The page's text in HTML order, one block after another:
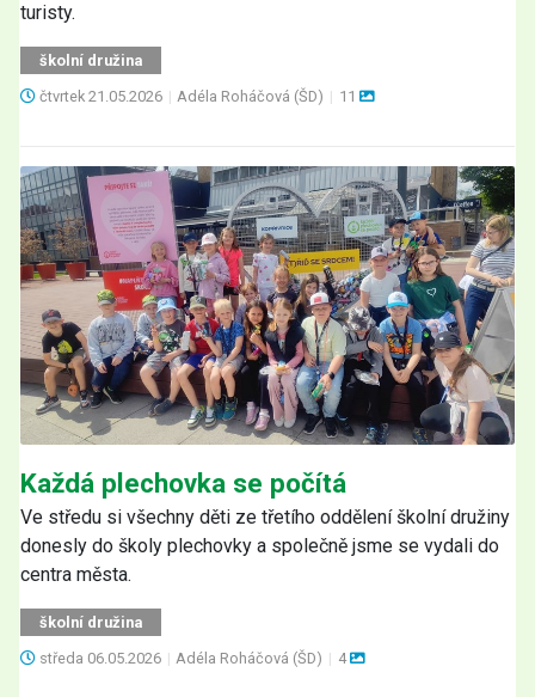
turisty.
školní družina
čtvrtek 21.05.2026 | Adéla Roháčová (ŠD) | 11
Každá plechovka se počítá
Ve středu si všechny děti ze třetího oddělení školní družiny
donesly do školy plechovky a společně jsme se vydali do
centra města.
školní družina
středa 06.05.2026 | Adéla Roháčová (ŠD) | 4